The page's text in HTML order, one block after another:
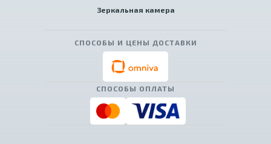
Зеркальная камера
СПОСОБЫ И ЦЕНЫ ДОСТАВКИ
СПОСОБЫ ОПЛАТЫ